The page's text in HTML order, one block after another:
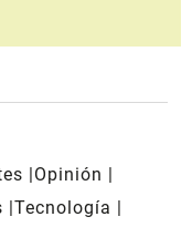
Opinión
Tecnología